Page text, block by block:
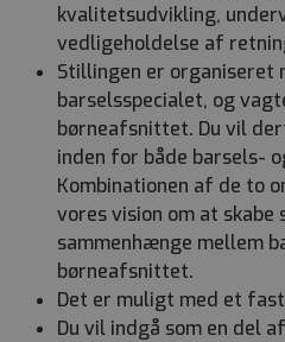
kvalitetsudvikling,
vedligeholdelse af
Stillingen er organiseret
barselsspecialet, og
børneafsnittet. Du vil
inden for både barsels-
Kombinationen af de to
vores vision om at
sammenhænge mellem
børneafsnittet.
Det er muligt med et
Du vil indgå som en del